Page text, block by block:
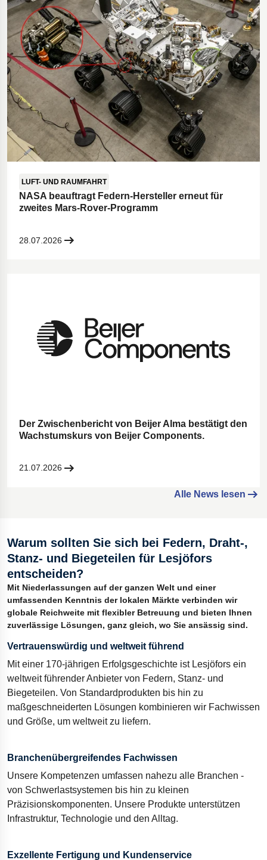
LUFT- UND RAUMFAHRT
NASA beauftragt Federn-Hersteller erneut für
zweites Mars-Rover-Programm
28.07.2026
Der Zwischenbericht von Beijer Alma bestätigt den
Wachstumskurs von Beijer Components.
21.07.2026
Alle News lesen
Warum sollten Sie sich bei Federn, Draht-,
Stanz- und Biegeteilen für Lesjöfors
entscheiden?
Mit Niederlassungen auf der ganzen Welt und einer
umfassenden Kenntnis der lokalen Märkte verbinden wir
globale Reichweite mit flexibler Betreuung und bieten Ihnen
zuverlässige Lösungen, ganz gleich, wo Sie ansässig sind.
Vertrauenswürdig und weltweit führend
Mit einer 170-jährigen Erfolgsgeschichte ist Lesjöfors ein
weltweit führender Anbieter von Federn, Stanz- und
Biegeteilen. Von Standardprodukten bis hin zu
maßgeschneiderten Lösungen kombinieren wir Fachwissen
und Größe, um weltweit zu liefern.
Branchenübergreifendes Fachwissen
Unsere Kompetenzen umfassen nahezu alle Branchen -
von Schwerlastsystemen bis hin zu kleinen
Präzisionskomponenten. Unsere Produkte unterstützen
Infrastruktur, Technologie und den Alltag.
Exzellente Fertigung und Kundenservice